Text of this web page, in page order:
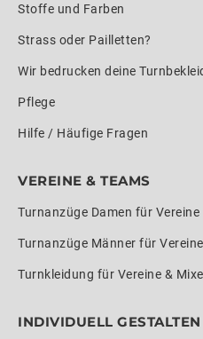
Stoffe und Farben
Strass oder Pailletten?
Wir bedrucken deine
Pflege
Hilfe / Häufige Fragen
VEREINE & TEAMS
Turnanzüge Damen für Vereine
Turnanzüge Männer für Vereine
Turnkleidung für Vereine &
INDIVIDUELL GESTALTEN